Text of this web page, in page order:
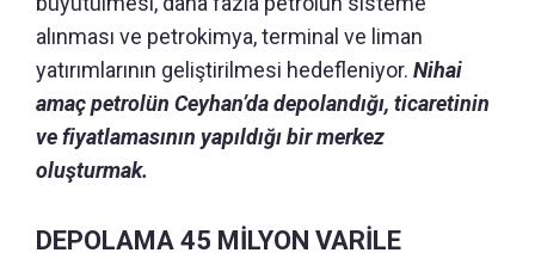
alınması ve petrokimya, terminal ve liman
yatırımlarının geliştirilmesi hedefleniyor. Nihai
amaç petrolün Ceyhan’da depolandığı, ticaretinin
ve fiyatlamasının yapıldığı bir merkez
oluşturmak.
DEPOLAMA 45 MİLYON VARİLE